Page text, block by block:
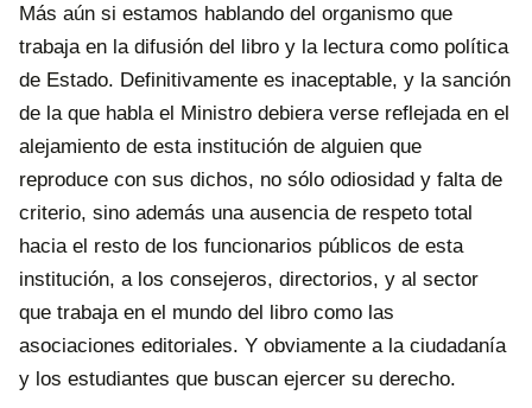
Más aún si estamos hablando del organismo que
trabaja en la difusión del libro y la lectura como política
de Estado. Definitivamente es inaceptable, y la sanción
de la que habla el Ministro debiera verse reflejada en el
alejamiento de esta institución de alguien que
reproduce con sus dichos, no sólo odiosidad y falta de
criterio, sino además una ausencia de respeto total
hacia el resto de los funcionarios públicos de esta
institución, a los consejeros, directorios, y al sector
que trabaja en el mundo del libro como las
asociaciones editoriales. Y obviamente a la ciudadanía
y los estudiantes que buscan ejercer su derecho.